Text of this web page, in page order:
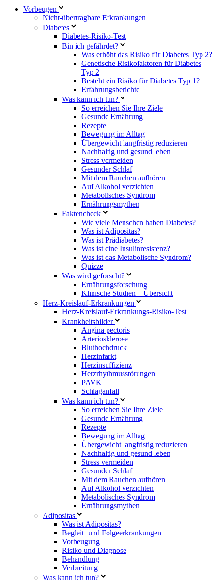
Vorbeugen
Nicht-übertragbare Erkrankungen
Diabetes
Diabetes-Risiko-Test
Bin ich gefährdet?
Was erhöht das Risiko für Diabetes Typ 2?
Genetische Risikofaktoren für Diabetes
Typ 2
Besteht ein Risiko für Diabetes Typ 1?
Erfahrungsberichte
Was kann ich tun?
So erreichen Sie Ihre Ziele
Gesunde Ernährung
Rezepte
Bewegung im Alltag
Übergewicht langfristig reduzieren
Nachhaltig und gesund leben
Stress vermeiden
Gesunder Schlaf
Mit dem Rauchen aufhören
Auf Alkohol verzichten
Metabolisches Syndrom
Ernährungsmythen
Faktencheck
Wie viele Menschen haben Diabetes?
Was ist Adipositas?
Was ist Prädiabetes?
Was ist eine Insulinresistenz?
Was ist das Metabolische Syndrom?
Quizze
Was wird geforscht?
Ernährungsforschung
Klinische Studien – Übersicht
Herz-Kreislauf-Erkrankungen
Herz-Kreislauf-Erkrankungs-Risiko-Test
Krankheitsbilder
Angina pectoris
Arteriosklerose
Bluthochdruck
Herzinfarkt
Herzinsuffizienz
Herzrhythmusstörungen
PAVK
Schlaganfall
Was kann ich tun?
So erreichen Sie Ihre Ziele
Gesunde Ernährung
Rezepte
Bewegung im Alltag
Übergewicht langfristig reduzieren
Nachhaltig und gesund leben
Stress vermeiden
Gesunder Schlaf
Mit dem Rauchen aufhören
Auf Alkohol verzichten
Metabolisches Syndrom
Ernährungsmythen
Adipositas
Was ist Adipositas?
Begleit- und Folgeerkrankungen
Vorbeugung
Risiko und Diagnose
Behandlung
Verbreitung
Was kann ich tun?